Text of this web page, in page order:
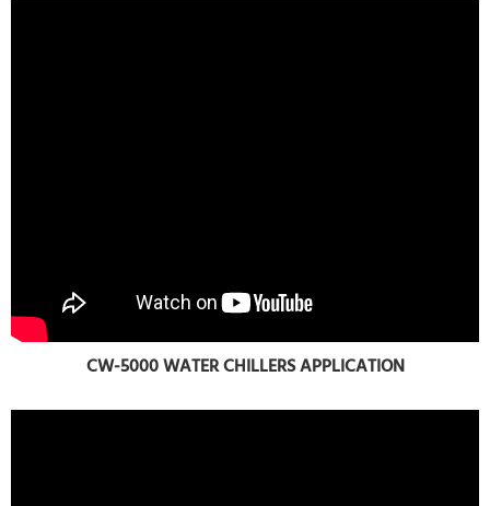
CW-5000 WATER CHILLERS APPLICATION